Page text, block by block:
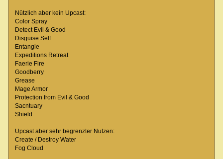
Nützlich aber kein Upcast:
Color Spray
Detect Evil & Good
Disguise Self
Entangle
Expeditions Retreat
Faerie Fire
Goodberry
Grease
Mage Armor
Protection from Evil & Good
Sacntuary
Shield
Upcast aber sehr begrenzter Nutzen:
Create / Destroy Water
Fog Cloud